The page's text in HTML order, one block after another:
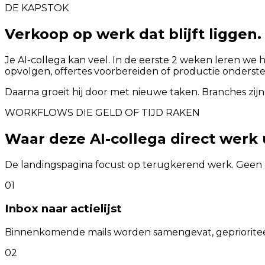
DE KAPSTOK
Verkoop op werk dat blijft liggen.
Je AI-collega kan veel. In de eerste 2 weken leren
opvolgen, offertes voorbereiden of productie
Daarna groeit hij door met nieuwe taken. Branches
WORKFLOWS DIE GELD OF TIJD RAKEN
Waar deze AI-collega direct
De landingspagina focust op terugkerend werk.
01
Inbox naar actielijst
Binnenkomende mails worden samengevat,
02